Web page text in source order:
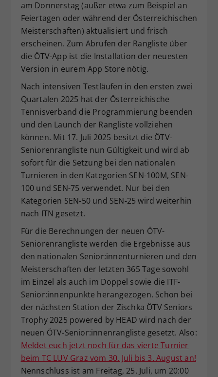
am Donnerstag (außer etwa zum Beispiel an
Feiertagen oder während der Österreichischen
Meisterschaften) aktualisiert und frisch
erscheinen. Zum Abrufen der Rangliste über
die ÖTV-App ist die Installation der neuesten
Version in eurem App Store nötig.
Nach intensiven Testläufen in den ersten zwei
Quartalen 2025 hat der Österreichische
Tennisverband die Programmierung beenden
und den Launch der Rangliste vollziehen
können. Mit 17. Juli 2025 besitzt die ÖTV-
Seniorenrangliste nun Gültigkeit und wird ab
sofort für die Setzung bei den nationalen
Turnieren in den Kategorien SEN-100M, SEN-
100 und SEN-75 verwendet. Nur bei den
Kategorien SEN-50 und SEN-25 wird weiterhin
nach ITN gesetzt.
Für die Berechnungen der neuen ÖTV-
Seniorenrangliste werden die Ergebnisse aus
den nationalen Senior:innenturnieren und den
Meisterschaften der letzten 365 Tage sowohl
im Einzel als auch im Doppel sowie die ITF-
Senior:innenpunkte herangezogen. Schon bei
der nächsten Station der Zischka ÖTV Seniors
Trophy 2025 powered by HEAD wird nach der
neuen ÖTV-Senior:innenrangliste gesetzt. Also:
Meldet euch jetzt noch für das vierte Turnier
beim TC LUV Graz vom 30. Juli bis 3. August an!
Nennschluss ist am Freitag, 25. Juli, um 20:00
Zweck
Dieser Wert speichert Ihre Consent-
Einstellungen. Unter anderem eine
zufällig generierte ID, für die
historische Speicherung Ihrer
vorgenommen Einstellungen, falls der
Webseiten-Betreiber dies eingestellt